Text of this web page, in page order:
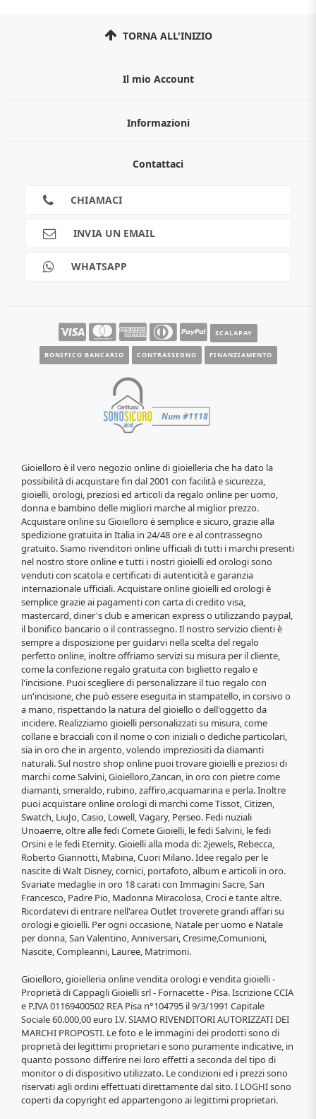
TORNA ALL'INIZIO
Il mio Account
Informazioni
Guida all'acquisto
Scalapay
Contattaci
CHIAMACI
INVIA UN EMAIL
WHATSAPP
SCALAPAY
BONIFICO BANCARIO CONTRASSEGNO FINANZIAMENTO
Gioielloro è il vero negozio online di gioielleria che ha dato la
possibilità di acquistare fin dal 2001 con facilità e sicurezza,
gioielli, orologi, preziosi ed articoli da regalo online per uomo,
donna e bambino delle migliori marche al miglior prezzo.
Acquistare online su Gioielloro è semplice e sicuro, grazie alla
spedizione gratuita in Italia in 24/48 ore e al contrassegno
gratuito. Siamo rivenditori online ufficiali di tutti i marchi presenti
nel nostro store online e tutti i nostri gioielli ed orologi sono
venduti con scatola e certificati di autenticità e garanzia
internazionale ufficiali. Acquistare online gioielli ed orologi è
semplice grazie ai pagamenti con carta di credito visa,
mastercard, diner's club e american express o utilizzando paypal,
il bonifico bancario o il contrassegno. Il nostro servizio clienti è
sempre a disposizione per guidarvi nella scelta del regalo
perfetto online, inoltre offriamo servizi su misura per il cliente,
come la confezione regalo gratuita con biglietto regalo e
l'incisione. Puoi scegliere di personalizzare il tuo regalo con
un'incisione, che può essere eseguita in stampatello, in corsivo o
a mano, rispettando la natura del gioiello o dell'oggetto da
incidere. Realizziamo gioielli personalizzati su misura, come
collane e bracciali con il nome o con iniziali o dediche particolari,
sia in oro che in argento, volendo impreziositi da diamanti
naturali. Sul nostro shop online puoi trovare gioielli e preziosi di
marchi come Salvini, Gioielloro,Zancan, in oro con pietre come
diamanti, smeraldo, rubino, zaffiro,acquamarina e perla. Inoltre
puoi acquistare online orologi di marchi come Tissot, Citizen,
Swatch, LiuJo, Casio, Lowell, Vagary, Perseo. Fedi nuziali
Unoaerre, oltre alle fedi Comete Gioielli, le fedi Salvini, le fedi
Orsini e le fedi Eternity. Gioielli alla moda di: 2jewels, Rebecca,
Roberto Giannotti, Mabina, Cuori Milano. Idee regalo per le
nascite di Walt Disney, cornici, portafoto, album e articoli in oro.
Svariate medaglie in oro 18 carati con Immagini Sacre, San
Francesco, Padre Pio, Madonna Miracolosa, Croci e tante altre.
Ricordatevi di entrare nell'area Outlet troverete grandi affari su
orologi e gioielli. Per ogni occasione, Natale per uomo e Natale
per donna, San Valentino, Anniversari, Cresime,Comunioni,
Nascite, Compleanni, Lauree, Matrimoni.
Gioielloro, gioielleria online vendita orologi e vendita gioielli -
Proprietà di Cappagli Gioielli srl - Fornacette - Pisa. Iscrizione CCIA
e P.IVA 01169400502 REA Pisa n°104795 il 9/3/1991 Capitale
Sociale 60.000,00 euro I.V. SIAMO RIVENDITORI AUTORIZZATI DEI
MARCHI PROPOSTI. Le foto e le immagini dei prodotti sono di
proprietà dei legittimi proprietari e sono puramente indicative, in
quanto possono differire nei loro effetti a seconda del tipo di
monitor o di dispositivo utilizzato. Le condizioni ed i prezzi sono
riservati agli ordini effettuati direttamente dal sito. I LOGHI sono
coperti da copyright ed appartengono ai legittimi proprietari.